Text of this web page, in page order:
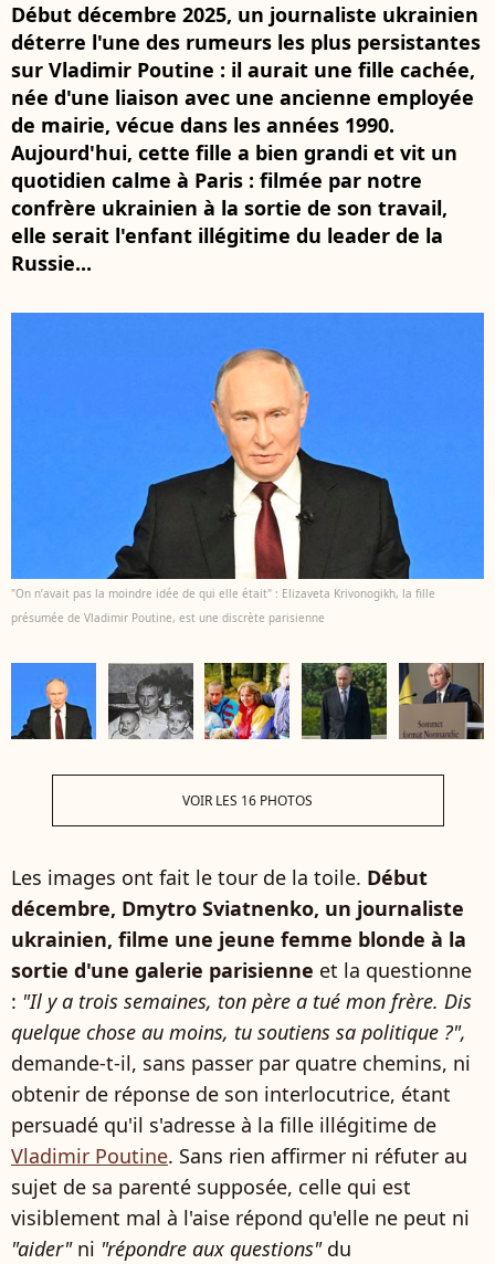
Début décembre 2025, un journaliste ukrainien
déterre l'une des rumeurs les plus persistantes
sur Vladimir Poutine : il aurait une fille cachée,
née d'une liaison avec une ancienne employée
de mairie, vécue dans les années 1990.
Aujourd'hui, cette fille a bien grandi et vit un
quotidien calme à Paris : filmée par notre
confrère ukrainien à la sortie de son travail,
elle serait l'enfant illégitime du leader de la
Russie...
"On n’avait pas la moindre idée de qui elle était" : Elizaveta Krivonogikh, la fille
présumée de Vladimir Poutine, est une discrète parisienne
VOIR LES 16 PHOTOS
Les images ont fait le tour de la toile. Début
décembre, Dmytro Sviatnenko, un journaliste
ukrainien, filme une jeune femme blonde à la
sortie d'une galerie parisienne et la questionne
: "Il y a trois semaines, ton père a tué mon frère. Dis
quelque chose au moins, tu soutiens sa politique ?",
demande-t-il, sans passer par quatre chemins, ni
obtenir de réponse de son interlocutrice, étant
persuadé qu'il s'adresse à la fille illégitime de
Vladimir Poutine. Sans rien affirmer ni réfuter au
sujet de sa parenté supposée, celle qui est
visiblement mal à l'aise répond qu'elle ne peut ni
"aider"ni "répondre aux questions" du